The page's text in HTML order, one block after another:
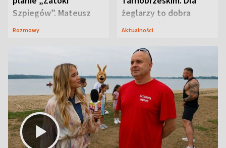
Szpiegów”. Mateusz
Janicki odsłonił
Rozmowy
żeglarzy to dobra
wiadomość
Aktualności